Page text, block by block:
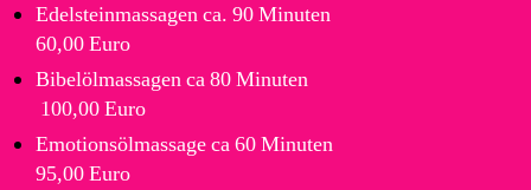
Edelsteinmassagen ca. 90 Minuten
60,00 Euro
Bibelölmassagen ca 80 Minuten
100,00 Euro
Emotionsölmassage ca 60 Minuten
95,00 Euro